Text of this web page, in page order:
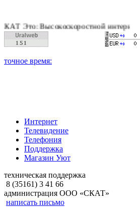
интернет,
Интернет
Телевидение
Телефония
Поддержка
Магазин Уют
техническая поддержка
8 (35161) 3 41 66
администрация ООО «СКАТ»
написать письмо